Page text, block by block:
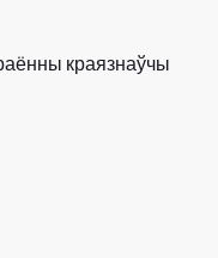
краязнаўчы